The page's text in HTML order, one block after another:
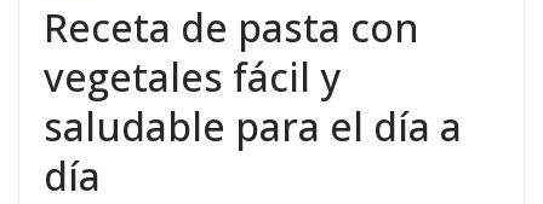
Receta de pasta con
vegetales fácil y
saludable para el día a
día